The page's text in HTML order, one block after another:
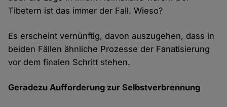
Tibetern ist das immer der Fall. Wieso?
Es erscheint vernünftig, davon auszugehen, dass in
beiden Fällen ähnliche Prozesse der Fanatisierung
vor dem finalen Schritt stehen.
Geradezu Aufforderung zur Selbstverbrennung